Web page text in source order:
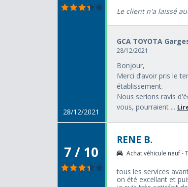
28/12/2021
Le client n'a laissé
GCA TOYOTA
28/12/2021
Bonjour,
Merci d’avoir pris le
établissement.
Nous serions ravis
vous, pourraient ...
7 / 10
RENE B.
Achat véhicule neuf -
tous les services
on été excellant et